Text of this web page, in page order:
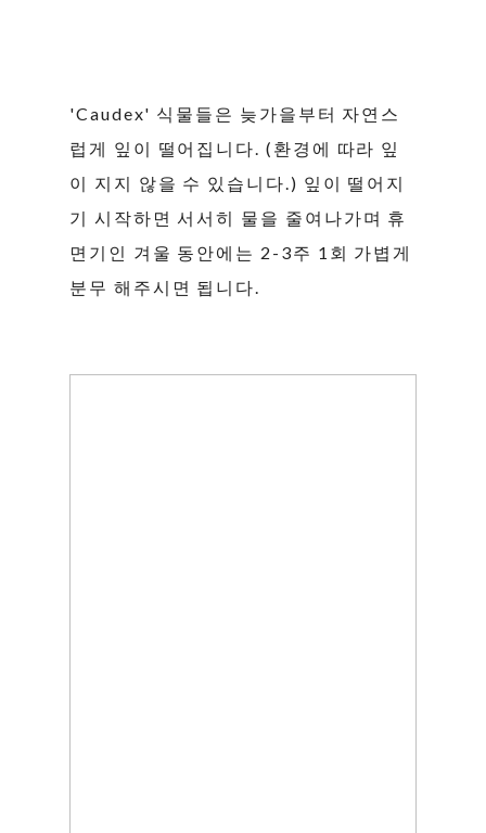
'Caudex' 식물들은 늦가을부터 자연스
럽게 잎이 떨어집니다. (환경에 따라 잎
이 지지 않을 수 있습니다.) 잎이 떨어지
기 시작하면 서서히 물을 줄여나가며 휴
면기인 겨울 동안에는 2-3주 1회 가볍게
분무 해주시면 됩니다.